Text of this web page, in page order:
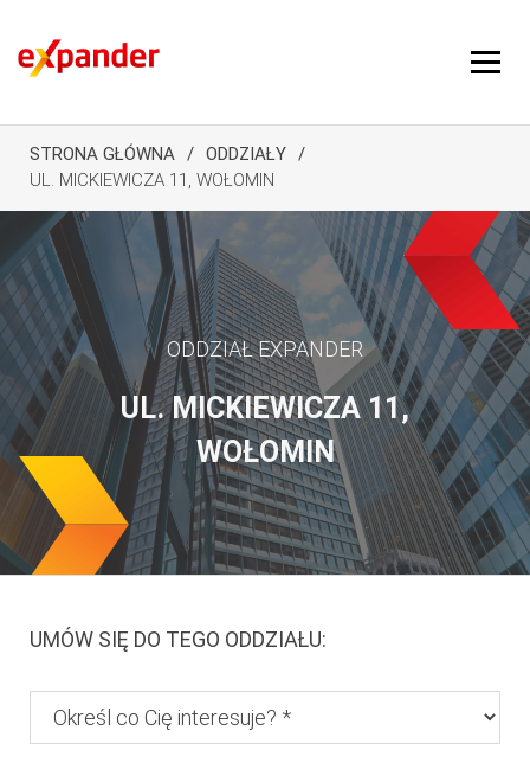
STRONA GŁÓWNA
ODDZIAŁY
UL. MICKIEWICZA 11, WOŁOMIN
ODDZIAŁ EXPANDER
UL. MICKIEWICZA 11,
WOŁOMIN
UMÓW SIĘ DO TEGO ODDZIAŁU: